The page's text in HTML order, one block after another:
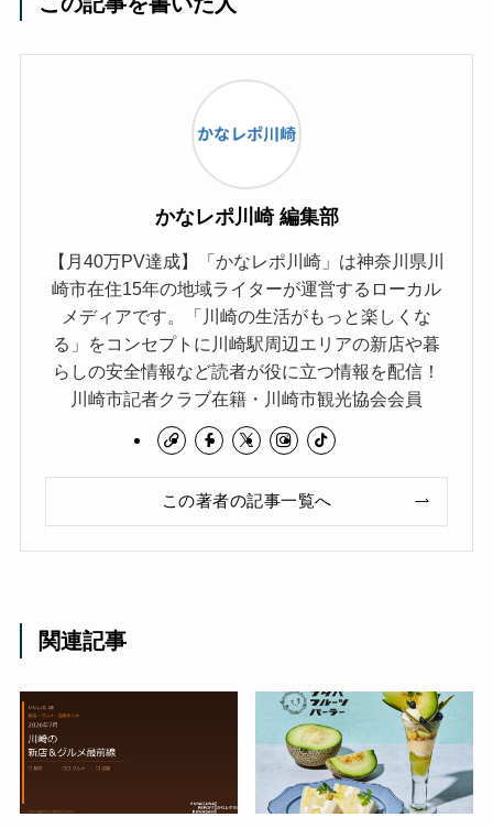
かなレポ川崎 編集部
【月40万PV達成】「かなレポ川崎」は神奈川県川
崎市在住15年の地域ライターが運営するローカル
メディアです。「川崎の生活がもっと楽しくな
る」をコンセプトに川崎駅周辺エリアの新店や暮
らしの安全情報など読者が役に立つ情報を配信！
川崎市記者クラブ在籍・川崎市観光協会会員
この著者の記事一覧へ
関連記事